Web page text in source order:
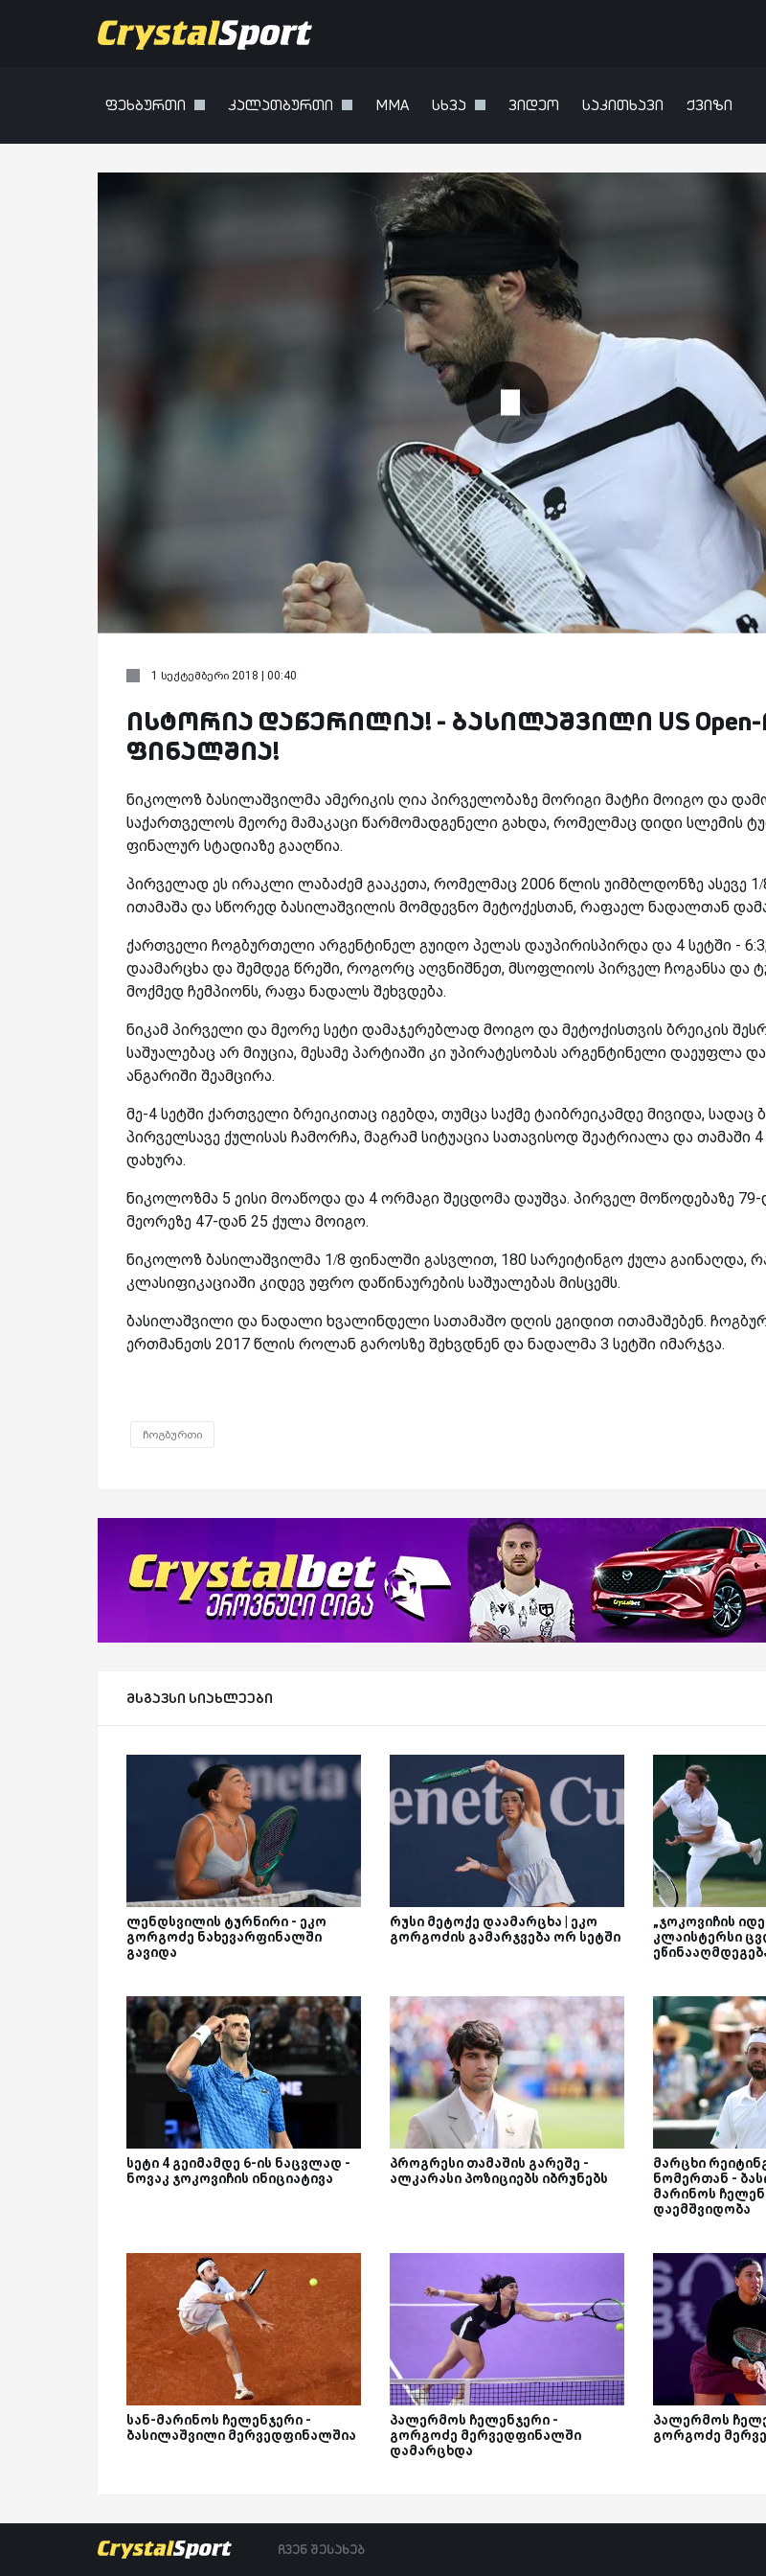
ფეხბურთი კალათბურთი MMA სხვა ვიდეო საკითხავი ქვიზი
1 სექტემბერი 2018 | 00:40
ისტორია დაწერილია! - ბასილაშვილი US Open-
ფინალშია!
ნიკოლოზ ბასილაშვილმა ამერიკის ღია პირველობაზე მორიგი მატჩი მოიგო და
საქართველოს მეორე მამაკაცი წარმომადგენელი გახდა, რომელმაც დიდი სლემის
ფინალურ სტადიაზე გააღწია.
პირველად ეს ირაკლი ლაბაძემ გააკეთა, რომელმაც 2006 წლის უიმბლდონზე ასევე
ითამაშა და სწორედ ბასილაშვილის მომდევნო მეტოქესთან, რაფაელ ნადალთან
ქართველი ჩოგბურთელი არგენტინელ გუიდო პელას დაუპირისპირდა და 4 სეტში - 6:3;
დაამარცხა და შემდეგ წრეში, როგორც აღვნიშნეთ, მსოფლიოს პირველ ჩოგანსა და
მოქმედ ჩემპიონს, რაფა ნადალს შეხვდება.
ნიკამ პირველი და მეორე სეტი დამაჯერებლად მოიგო და მეტოქისთვის ბრეიკის
საშუალებაც არ მიუცია, მესამე პარტიაში კი უპირატესობას არგენტინელი დაეუფლა და
ანგარიში შეამცირა.
მე-4 სეტში ქართველი ბრეიკითაც იგებდა, თუმცა საქმე ტაიბრეიკამდე მივიდა, სადაც
პირველსავე ქულისას ჩამორჩა, მაგრამ სიტუაცია სათავისოდ შეატრიალა და თამაში
დახურა.
ნიკოლოზმა 5 ეისი მოაწოდა და 4 ორმაგი შეცდომა დაუშვა. პირველ მოწოდებაზე
მეორეზე 47-დან 25 ქულა მოიგო.
ნიკოლოზ ბასილაშვილმა 1/8 ფინალში გასვლით, 180 სარეიტინგო ქულა გაინაღდა,
კლასიფიკაციაში კიდევ უფრო დაწინაურების საშუალებას მისცემს.
ბასილაშვილი და ნადალი ხვალინდელი სათამაშო დღის ეგიდით ითამაშებენ.
ერთმანეთს 2017 წლის როლან გაროსზე შეხვდნენ და ნადალმა 3 სეტში იმარჯვა.
ჩოგბურთი
მსგავსი სიახლეები
ლენდსვილის ტურნირი - ეკო
გორგოძე ნახევარფინალში
გავიდა
რუსი მეტოქე დაამარცხა | ეკო
გორგოძის გამარჯვება ორ სეტში
„ჯოკოვიჩის
კლაისტერსი
სეტი 4 გეიმამდე 6-ის ნაცვლად -
ნოვაკ ჯოკოვიჩის ინიციატივა
პროგრესი თამაშის გარეშე -
ალკარასი პოზიციებს იბრუნებს
მარცხი
ნომერთან -
მარინოს
დაემშვიდობა
სან-მარინოს ჩელენჯერი -
ბასილაშვილი მერვედფინალშია
პალერმოს ჩელენჯერი -
გორგოძე მერვედფინალში
დამარცხდა
პალერმოს
გორგოძე
ჩვენ შესახებ